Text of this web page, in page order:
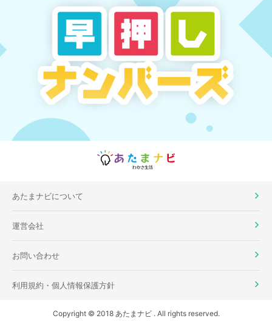
あたまナビについて
運営会社
お問い合わせ
利用規約・個人情報保護方針
Copyright © 2018 あたまナビ . All rights reserved.